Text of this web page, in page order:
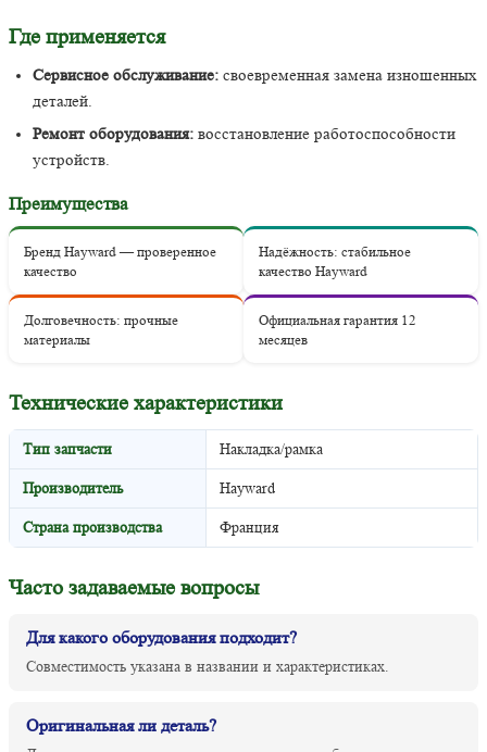
Где применяется
Сервисное обслуживание: своевременная замена изношенных
деталей.
Ремонт оборудования: восстановление работоспособности
устройств.
Преимущества
Бренд Hayward — проверенное
качество
Надёжность: стабильное
качество Hayward
Долговечность: прочные
материалы
Официальная гарантия 12
месяцев
Технические характеристики
Тип запчасти Накладка/рамка
Производитель Hayward
Страна производства Франция
Часто задаваемые вопросы
Для какого оборудования подходит?
Совместимость указана в названии и характеристиках.
Оригинальная ли деталь?